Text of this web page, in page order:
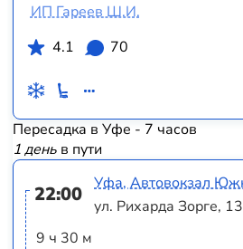
ИП Гареев Ш.И.
4.1
70
Пересадка в Уфе - 7 часов
1 деньв пути
22:00
9 ч 30 м
Уфа, Автовокзал
ул. Рихарда Зорге, 13